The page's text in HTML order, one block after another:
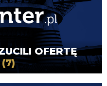
OFERTĘ
(7)